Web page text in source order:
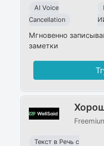
AI Voice
Cancellation
Мгновенно
заметки
Текст в Речь с